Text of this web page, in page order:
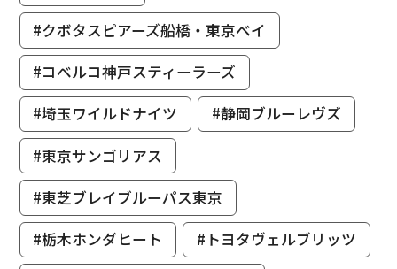
#クボタスピアーズ船橋・東京ベイ
#コベルコ神戸スティーラーズ
#埼玉ワイルドナイツ
#静岡ブルーレヴズ
#東京サンゴリアス
#東芝ブレイブルーパス東京
#栃木ホンダヒート
#トヨタヴェルブリッツ